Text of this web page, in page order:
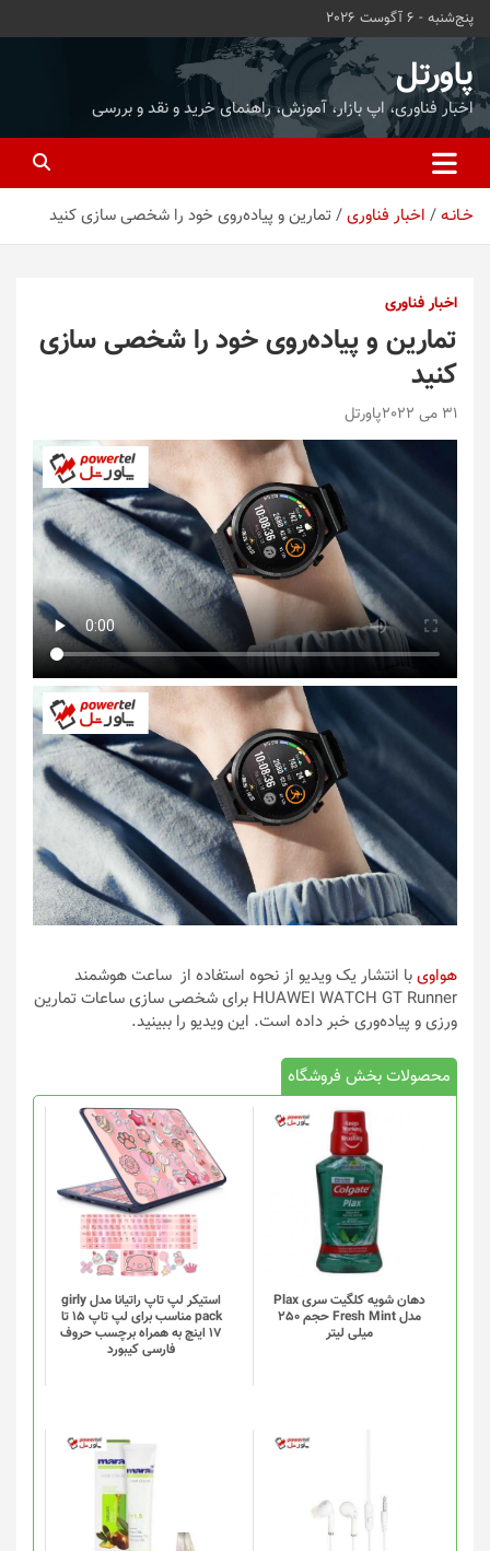
محتوا
بروید
پنج‌شنبه - 6 آگوست 2026
پاورتل
اخبار فناوری، اپ بازار، آموزش، راهنمای خرید و نقد و بررسی
خـانـه اخبار فناوری تمارین و پیاده‌روی خود را شخصی سازی کنید
اخبار فناوری
تمارین و پیاده‌روی خود را شخصی سازی
کنید
31 می 2022 پاورتل
هواویبا انتشار یک ویدیو از نحوه استفاده از ساعت هوشمند
HUAWEI WATCH GT Runner برای شخصی سازی ساعات تمارین
ورزی و پیاده‌وری خبر داده است. این ویدیو را ببینید.
محصولات بخش فروشگاه
دهان شویه کلگیت سری Plax
مدل Fresh Mint حجم 250
میلی لیتر
استیکر لپ تاپ راتیانا مدل girly
pack مناسب برای لپ تاپ 15 تا
17 اینچ به همراه برچسب حروف
فارسی کیبورد